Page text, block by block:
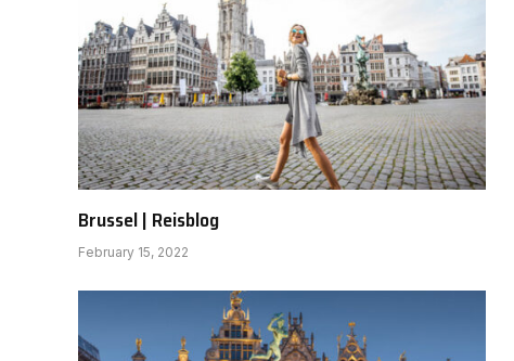
Brussel | Reisblog
February 15, 2022